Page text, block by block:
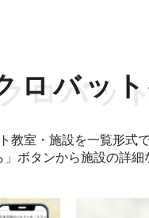
ロバッ
教室・施設を一覧形式
ボタンから施設の詳細